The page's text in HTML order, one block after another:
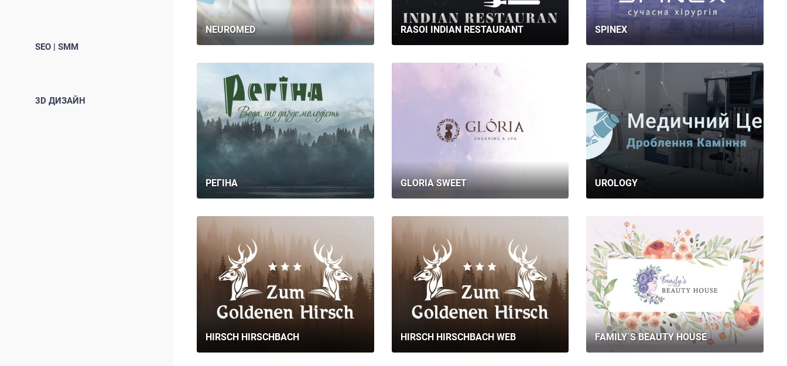
3D ДИЗАЙН
SEO | SMM
NEUROMED RASOI INDIAN RESTAURANT SPINEX
РЕГІНА GLORIA SWEET UROLOGY
HIRSCH HIRSCHBACH HIRSCH HIRSCHBACH WEB FAMILY`S BEAUTY HOUSE
БЛОГ
КОНТАКТИ